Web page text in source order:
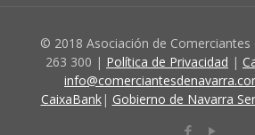
© 2018 Asociación de Comerciantes
263 300 | Política de Privacidad |
CaixaBank| Gobierno de Navarra